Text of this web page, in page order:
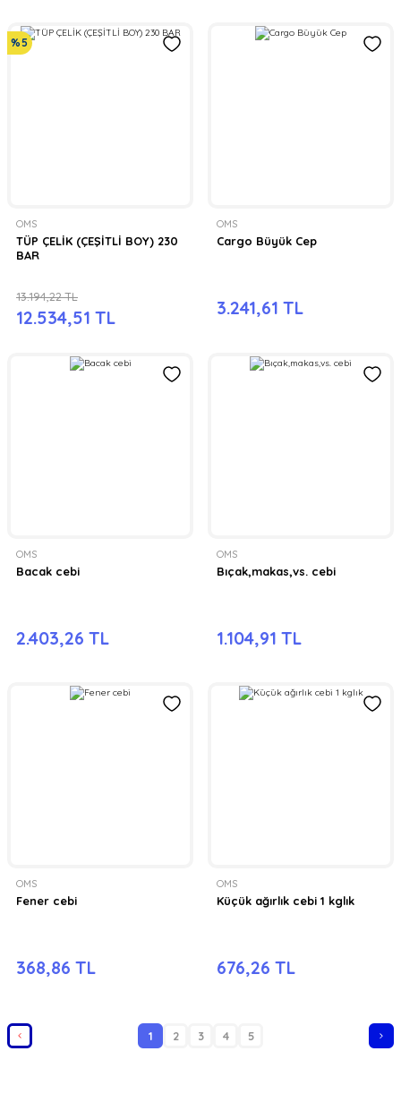
%5
OMS
TÜP ÇELİK (ÇEŞİTLİ BOY) 230
BAR
12.534,51 TL
13.194,22 TL
OMS
Cargo Büyük Cep
3.241,61 TL
OMS
Bacak cebi
2.403,26 TL
OMS
Bıçak,makas,vs. cebi
1.104,91 TL
OMS
Fener cebi
368,86 TL
OMS
Küçük ağırlık cebi 1 kglık
676,26 TL
1 2 3 4 5